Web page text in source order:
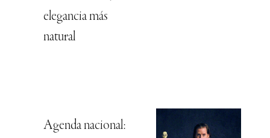
elegancia más
natural
Agenda nacional: